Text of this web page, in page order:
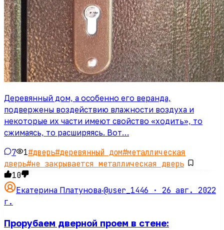
Деревянный дом, а особенно его веранда,
подвержены воздействию влажности воздуха и
некоторые их части имеют свойство «ходить», то
сжимаясь, то расширяясь. Вот…
7 1#дверь#деревянный дом#металлическая
дверь#не закрывается металлическая дверь
10
Екатерина Платунова·@user_1446 · 26 авг. 2022
г.
Прорубаем дверной проем в стене: